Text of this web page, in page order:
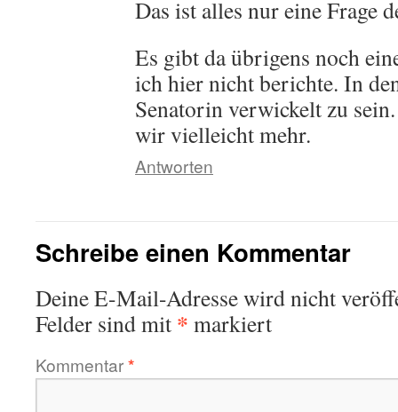
Das ist alles nur eine Frage
Es gibt da übrigens noch
ich hier nicht berichte. In
Senatorin verwickelt zu
wir vielleicht mehr.
Antworten
Schreibe einen Kommentar
Deine E-Mail-Adresse wird nicht
Felder sind mit * markiert
Kommentar*